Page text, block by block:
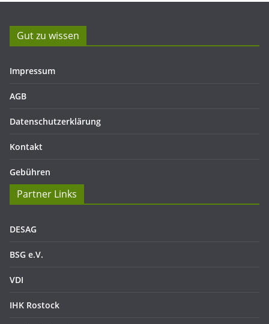
Gut zu wissen
Impressum
AGB
Datenschutzerklärung
Kontakt
Gebühren
Partner Links
DESAG
BSG e.V.
VDI
IHK Rostock